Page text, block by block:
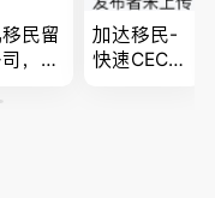
民留
，精
签证
加达移民-
快速CEC&P